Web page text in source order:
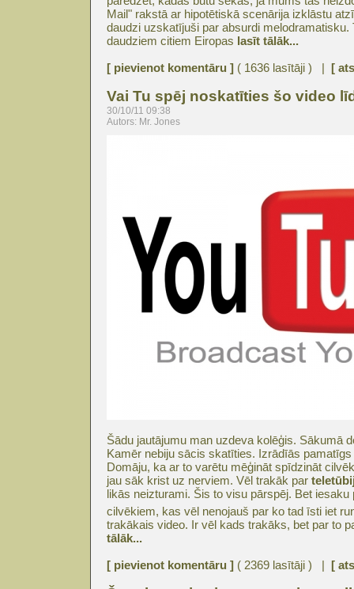
Mail" rakstā ar hipotētiskā scenārija izklāstu
daudzi uzskatījuši par absurdi melodramatisku.
daudziem citiem Eiropas lasīt tālāk...
[ pievienot komentāru ] ( 1636 lasītāji ) | [
Vai Tu spēj noskatīties šo video
30/10/11 09:38
Autors: Mr. Jones
Šādu jautājumu man uzdeva kolēģis. Sākumā
Kamēr nebiju sācis skatīties. Izrādīās
Domāju, ka ar to varētu mēģināt spīdzināt
jau sāk krist uz nerviem. Vēl trakāk par
likās neizturami. Šis to visu pārspēj. Bet
cilvēkiem, kas vēl nenojauš par ko tad īsti iet
trakākais video. Ir vēl kads trakāks, bet par to
tālāk...
[ pievienot komentāru ] ( 2369 lasītāji ) | [